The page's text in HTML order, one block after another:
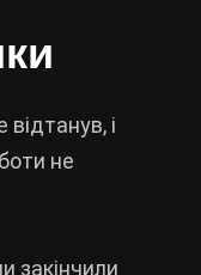
і
не
закінчили